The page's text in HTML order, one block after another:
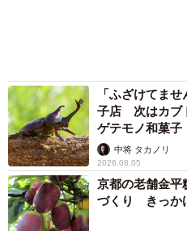
「ふざけてま
子店 次はカブ
ゲテモノ和菓
らいリアル」
中将 タカノリ
2026.08.05
京都の老舗金平
づくり きっか